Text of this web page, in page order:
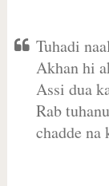
Tuhadi
Akhan hi
Assi dua
Rab
chadde na